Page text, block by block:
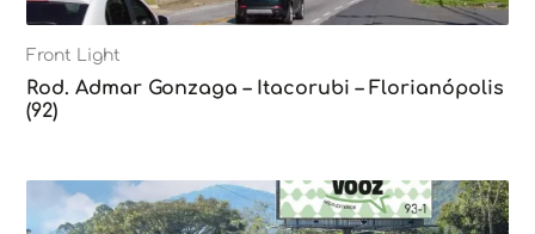
Front Light
Rod. Admar Gonzaga – Itacorubi – Florianópolis
(92)